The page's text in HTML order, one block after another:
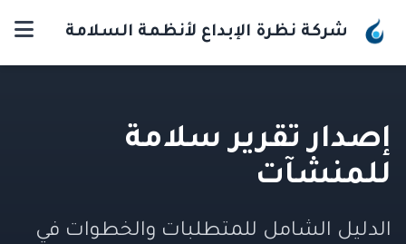
شركة نظرة الإبداع لأنظمة السلامة
إصدار تقرير سلامة
للمنشآت
الدليل الشامل للمتطلبات والخطوات في